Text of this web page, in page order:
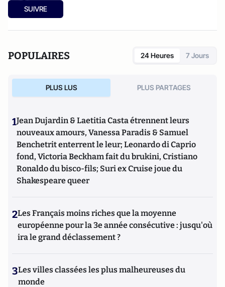
SUIVRE
POPULAIRES 24 Heures 7 Jours
PLUS LUS PLUS PARTAGES
1Jean Dujardin & Laetitia Casta étrennent leurs
nouveaux amours, Vanessa Paradis & Samuel
Benchetrit enterrent le leur; Leonardo di Caprio
fond, Victoria Beckham fait du brukini, Cristiano
Ronaldo du bisco-fils; Suri ex Cruise joue du
Shakespeare queer
2Les Français moins riches que la moyenne
européenne pour la 3e année consécutive : jusqu'où
ira le grand déclassement ?
3Les villes classées les plus malheureuses du
monde